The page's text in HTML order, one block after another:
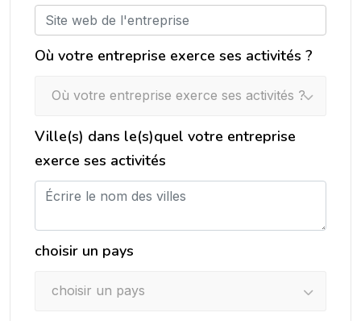
Où votre entreprise exerce ses activités ?
Où votre entreprise exerce ses activités ?
Ville(s) dans le(s)quel votre entreprise
exerce ses activités
choisir un pays
choisir un pays